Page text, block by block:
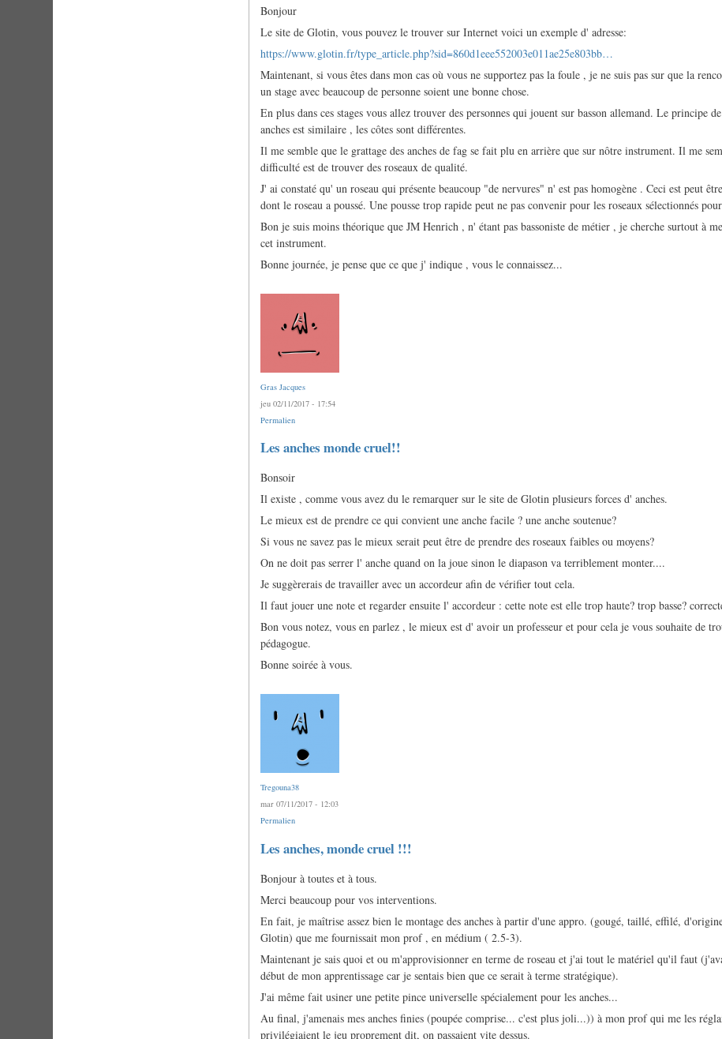
Bonjour
Le site de Glotin, vous pouvez le trouver sur Internet voici un exemple d' adresse:
https://www.glotin.fr/type_article.php?sid=860d1eee552003e011ae25e803bb…
Maintenant, si vous êtes dans mon cas où vous ne supportez pas la foule , je ne suis pas sur que la
un stage avec beaucoup de personne soient une bonne chose.
En plus dans ces stages vous allez trouver des personnes qui jouent sur basson allemand. Le principe
anches est similaire , les côtes sont différentes.
Il me semble que le grattage des anches de fag se fait plu en arrière que sur nôtre instrument. Il me
difficulté est de trouver des roseaux de qualité.
J' ai constaté qu' un roseau qui présente beaucoup "de nervures" n' est pas homogène . Ceci est peut
dont le roseau a poussé. Une pousse trop rapide peut ne pas convenir pour les roseaux sélectionnés
Bon je suis moins théorique que JM Henrich , n' étant pas bassoniste de métier , je cherche surtout à
cet instrument.
Bonne journée, je pense que ce que j' indique , vous le connaissez...
Gras Jacques
jeu 02/11/2017 - 17:54
Permalien
Les anches monde cruel!!
Bonsoir
Il existe , comme vous avez du le remarquer sur le site de Glotin plusieurs forces d' anches.
Le mieux est de prendre ce qui convient une anche facile ? une anche soutenue?
Si vous ne savez pas le mieux serait peut être de prendre des roseaux faibles ou moyens?
On ne doit pas serrer l' anche quand on la joue sinon le diapason va terriblement monter....
Je suggèrerais de travailler avec un accordeur afin de vérifier tout cela.
Il faut jouer une note et regarder ensuite l' accordeur : cette note est elle trop haute? trop basse?
Bon vous notez, vous en parlez , le mieux est d' avoir un professeur et pour cela je vous souhaite de
pédagogue.
Bonne soirée à vous.
Tregouna38
mar 07/11/2017 - 12:03
Permalien
Les anches, monde cruel !!!
Bonjour à toutes et à tous.
Merci beaucoup pour vos interventions.
En fait, je maîtrise assez bien le montage des anches à partir d'une appro. (gougé, taillé, effilé,
Glotin) que me fournissait mon prof , en médium ( 2.5-3).
Maintenant je sais quoi et ou m'approvisionner en terme de roseau et j'ai tout le matériel qu'il faut
début de mon apprentissage car je sentais bien que ce serait à terme stratégique).
J'ai même fait usiner une petite pince universelle spécialement pour les anches...
Au final, j'amenais mes anches finies (poupée comprise... c'est plus joli...)) à mon prof qui me les
privilégiaient le jeu proprement dit, on passaient vite dessus.